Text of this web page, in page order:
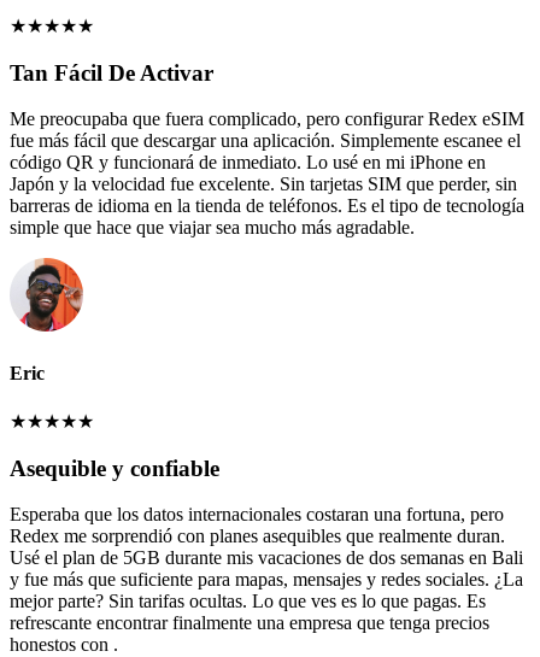
★★★★★
Tan Fácil De Activar
Me preocupaba que fuera complicado, pero configurar Redex eSIM
fue más fácil que descargar una aplicación. Simplemente escanee el
código QR y funcionará de inmediato. Lo usé en mi iPhone en
Japón y la velocidad fue excelente. Sin tarjetas SIM que perder, sin
barreras de idioma en la tienda de teléfonos. Es el tipo de tecnología
simple que hace que viajar sea mucho más agradable.
Eric
★★★★★
Asequible y confiable
Esperaba que los datos internacionales costaran una fortuna, pero
Redex me sorprendió con planes asequibles que realmente duran.
Usé el plan de 5GB durante mis vacaciones de dos semanas en Bali
y fue más que suficiente para mapas, mensajes y redes sociales. ¿La
mejor parte? Sin tarifas ocultas. Lo que ves es lo que pagas. Es
refrescante encontrar finalmente una empresa que tenga precios
honestos con .